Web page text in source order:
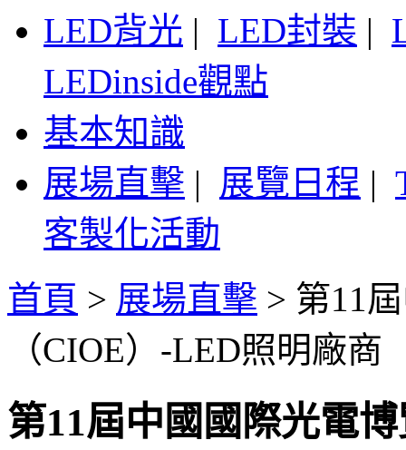
LED背光 | LED封裝 |
LEDinside觀點
基本知識
展場直擊 | 展覽日程 |
客製化活動
首頁 > 展場直擊 > 第11
（CIOE）-LED照明廠商
第11屆中國國際光電